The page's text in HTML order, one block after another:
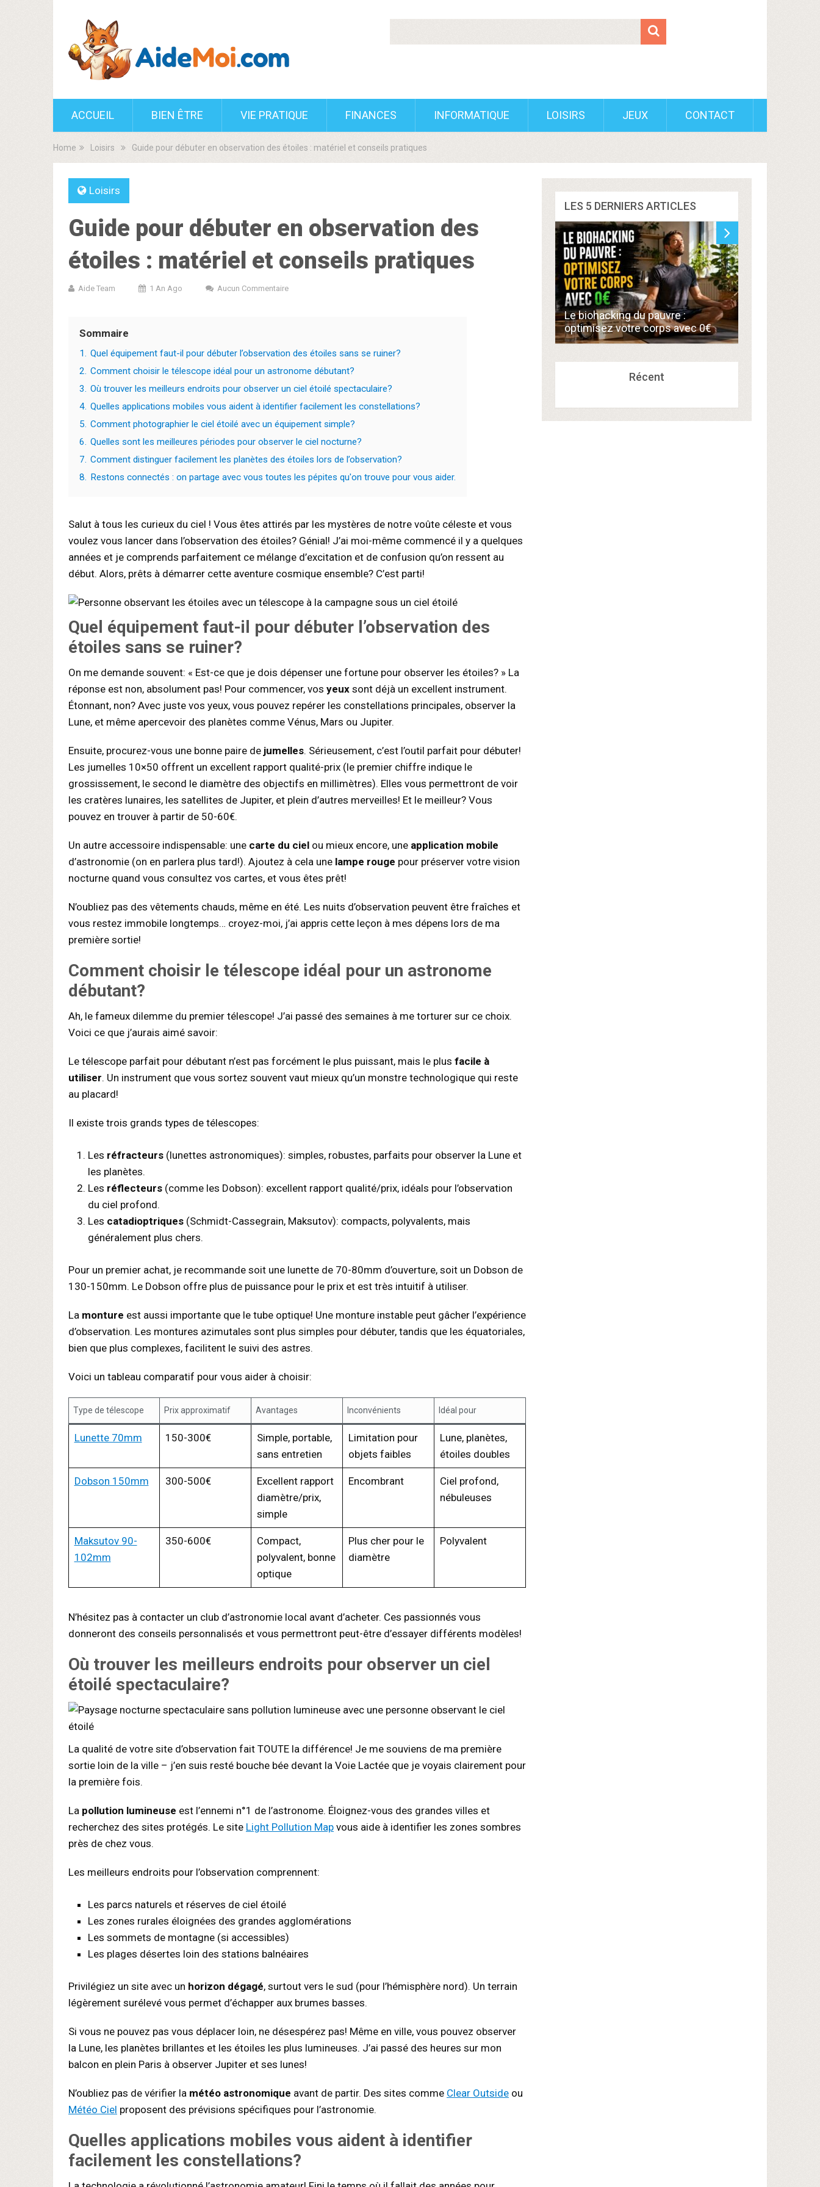
ACCUEIL BIEN ÊTRE VIE PRATIQUE FINANCES INFORMATIQUE LOISIRS JEUX CONTACT
Home Loisirs Guide pour débuter en observation des étoiles : matériel et conseils pratiques
Loisirs
Guide pour débuter en observation des
étoiles : matériel et conseils pratiques
Aide Team 1 An Ago Aucun Commentaire
Sommaire
1. Quel équipement faut-il pour débuter l’observation des étoiles sans se ruiner?
2. Comment choisir le télescope idéal pour un astronome débutant?
3. Où trouver les meilleurs endroits pour observer un ciel étoilé spectaculaire?
4. Quelles applications mobiles vous aident à identifier facilement les constellations?
5. Comment photographier le ciel étoilé avec un équipement simple?
6. Quelles sont les meilleures périodes pour observer le ciel nocturne?
7. Comment distinguer facilement les planètes des étoiles lors de l’observation?
8. Restons connectés : on partage avec vous toutes les pépites qu'on trouve pour vous aider.
Salut à tous les curieux du ciel ! Vous êtes attirés par les mystères de notre voûte céleste et vous
voulez vous lancer dans l’observation des étoiles? Génial! J’ai moi-même commencé il y a quelques
années et je comprends parfaitement ce mélange d’excitation et de confusion qu’on ressent au
début. Alors, prêts à démarrer cette aventure cosmique ensemble? C’est parti!
Quel équipement faut-il pour débuter l’observation des
étoiles sans se ruiner?
On me demande souvent: « Est-ce que je dois dépenser une fortune pour observer les étoiles? » La
réponse est non, absolument pas! Pour commencer, vos yeux sont déjà un excellent instrument.
Étonnant, non? Avec juste vos yeux, vous pouvez repérer les constellations principales, observer la
Lune, et même apercevoir des planètes comme Vénus, Mars ou Jupiter.
Ensuite, procurez-vous une bonne paire de jumelles. Sérieusement, c’est l’outil parfait pour débuter!
Les jumelles 10×50 offrent un excellent rapport qualité-prix (le premier chiffre indique le
grossissement, le second le diamètre des objectifs en millimètres). Elles vous permettront de voir
les cratères lunaires, les satellites de Jupiter, et plein d’autres merveilles! Et le meilleur? Vous
pouvez en trouver à partir de 50-60€.
Un autre accessoire indispensable: une carte du ciel ou mieux encore, une application mobile
d’astronomie (on en parlera plus tard!). Ajoutez à cela une lampe rouge pour préserver votre vision
nocturne quand vous consultez vos cartes, et vous êtes prêt!
N’oubliez pas des vêtements chauds, même en été. Les nuits d’observation peuvent être fraîches et
vous restez immobile longtemps… croyez-moi, j’ai appris cette leçon à mes dépens lors de ma
première sortie!
Comment choisir le télescope idéal pour un astronome
débutant?
Ah, le fameux dilemme du premier télescope! J’ai passé des semaines à me torturer sur ce choix.
Voici ce que j’aurais aimé savoir:
Le télescope parfait pour débutant n’est pas forcément le plus puissant, mais le plus facile à
utiliser. Un instrument que vous sortez souvent vaut mieux qu’un monstre technologique qui reste
au placard!
Il existe trois grands types de télescopes:
Les réfracteurs (lunettes astronomiques): simples, robustes, parfaits pour observer la Lune et
les planètes.
Les réflecteurs (comme les Dobson): excellent rapport qualité/prix, idéals pour l’observation
du ciel profond.
Les catadioptriques (Schmidt-Cassegrain, Maksutov): compacts, polyvalents, mais
généralement plus chers.
Pour un premier achat, je recommande soit une lunette de 70-80mm d’ouverture, soit un Dobson de
130-150mm. Le Dobson offre plus de puissance pour le prix et est très intuitif à utiliser.
La monture est aussi importante que le tube optique! Une monture instable peut gâcher l’expérience
d’observation. Les montures azimutales sont plus simples pour débuter, tandis que les équatoriales,
bien que plus complexes, facilitent le suivi des astres.
Voici un tableau comparatif pour vous aider à choisir:
Type de télescope Prix approximatif Avantages Inconvénients Idéal pour
Lunette 70mm 150-300€
Simple, portable,
sans entretien
Limitation pour
objets faibles
Lune, planètes,
étoiles doubles
Dobson 150mm 300-500€
Excellent rapport
diamètre/prix,
simple
Encombrant
Ciel profond,
nébuleuses
Maksutov 90-
102mm
350-600€
Compact,
polyvalent, bonne
optique
Plus cher pour le
diamètre
Polyvalent
N’hésitez pas à contacter un club d’astronomie local avant d’acheter. Ces passionnés vous
donneront des conseils personnalisés et vous permettront peut-être d’essayer différents modèles!
Où trouver les meilleurs endroits pour observer un ciel
étoilé spectaculaire?
La qualité de votre site d’observation fait TOUTE la différence! Je me souviens de ma première
sortie loin de la ville – j’en suis resté bouche bée devant la Voie Lactée que je voyais clairement pour
la première fois.
La pollution lumineuse est l’ennemi n°1 de l’astronome. Éloignez-vous des grandes villes et
recherchez des sites protégés. Le site Light Pollution Map vous aide à identifier les zones sombres
près de chez vous.
Les meilleurs endroits pour l’observation comprennent:
Les parcs naturels et réserves de ciel étoilé
Les zones rurales éloignées des grandes agglomérations
Les sommets de montagne (si accessibles)
Les plages désertes loin des stations balnéaires
Privilégiez un site avec un horizon dégagé, surtout vers le sud (pour l’hémisphère nord). Un terrain
légèrement surélevé vous permet d’échapper aux brumes basses.
Si vous ne pouvez pas vous déplacer loin, ne désespérez pas! Même en ville, vous pouvez observer
la Lune, les planètes brillantes et les étoiles les plus lumineuses. J’ai passé des heures sur mon
balcon en plein Paris à observer Jupiter et ses lunes!
N’oubliez pas de vérifier la météo astronomique avant de partir. Des sites comme Clear Outside ou
Météo Ciel proposent des prévisions spécifiques pour l’astronomie.
Quelles applications mobiles vous aident à identifier
facilement les constellations?
LES 5 DERNIERS ARTICLES
Le biohacking du pauvre :
optimisez votre corps avec 0€
Récent